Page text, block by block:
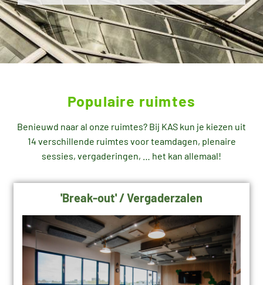
Populaire ruimtes
Benieuwd naar al onze ruimtes? Bij KAS kun je kiezen uit
14 verschillende ruimtes voor teamdagen, plenaire
sessies, vergaderingen, … het kan allemaal!
'Break-out' / Vergaderzalen